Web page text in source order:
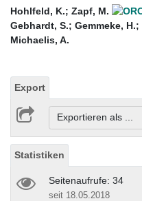
Hohlfeld, K.; Zapf, M.
Gebhardt, S.; Gemmeke, H.;
Michaelis, A.
Export
Exportieren als ...
Statistiken
Seitenaufrufe: 34
seit 18.05.2018